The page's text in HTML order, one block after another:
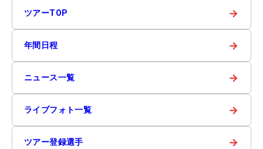
ツアーTOP →
年間日程 →
ニュース一覧 →
ライブフォト一覧 →
ツアー登録選手 →